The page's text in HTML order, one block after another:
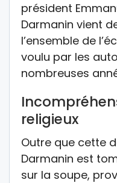
président
Darmanin vient
l’ensemble de
voulu par les
nombreuses
religieux
Outre que cette
Darmanin est
sur la soupe,